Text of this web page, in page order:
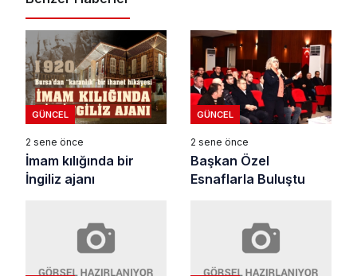
GÜNCEL
2 sene önce
İmam kılığında bir
İngiliz ajanı
GÜNCEL
2 sene önce
Başkan Özel
Esnaflarla Buluştu